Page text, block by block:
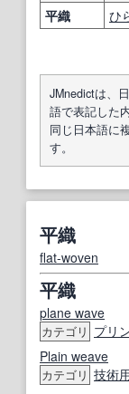
平織
ひ
JMnedictは、
語で表記した
同じ日本語に
す。
平織
flat-woven
平織
plane wave
カテゴリ プリ
Plain weave
カテゴリ 技術